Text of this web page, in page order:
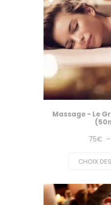
Massage - Le
75€ –
CHOIX